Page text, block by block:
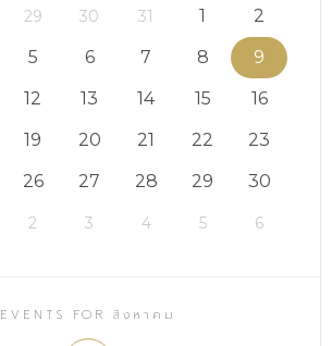
29 30 31 1
2
5 6 7 8
9
12 13 14 15
16
19 20 21 22
23
26 27 28 29
30
2 3 4 5 6
EVENTS FOR สิงหาคม